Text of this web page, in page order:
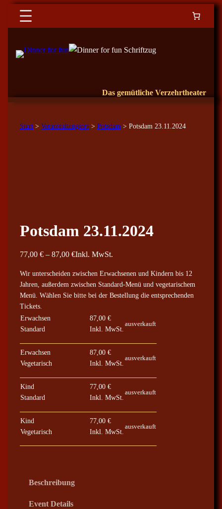
Das gemütliche Verzehrtheater
Start > Veranstaltungsort > Potsdam > Potsdam 23.11.2024
Potsdam 23.11.2024
77,00 € – 87,00 €P
e
e
7
Inkl. MwSt.
Wir unterscheiden zwischen Erwachsenen und Kindern bis 12
Jahren, außerdem zwischen Standard-Menü und vegetarischem
Menü. Wählen Sie bitte bei der Bestellung die entsprechenden
Tickets.
Erwachsen
Standard
87,00 €
Inkl. MwSt.
ausverkauft
Erwachsen
Vegetarisch
87,00 €
Inkl. MwSt.
ausverkauft
Kind
Standard
77,00 €
Inkl. MwSt.
ausverkauft
Kind
Vegetarisch
77,00 €
Inkl. MwSt.
ausverkauft
Beschreibung
Event Details